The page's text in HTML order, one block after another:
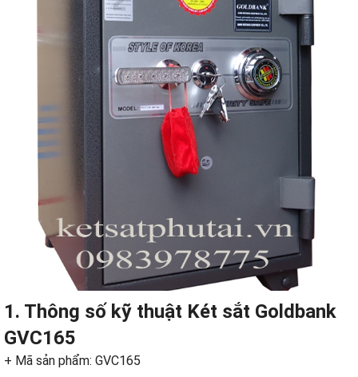
1. Thông số kỹ thuật Két sắt Goldbank
GVC165
+ Mã sản phẩm: GVC165